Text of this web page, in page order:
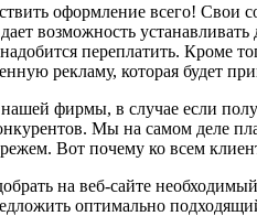
оформление всего! Свои
возможность
переплатить. Кроме
рекламу, которая будет
фирмы, в случае если
Мы на самом деле
Вот почему ко всем
на веб-сайте
оптимально